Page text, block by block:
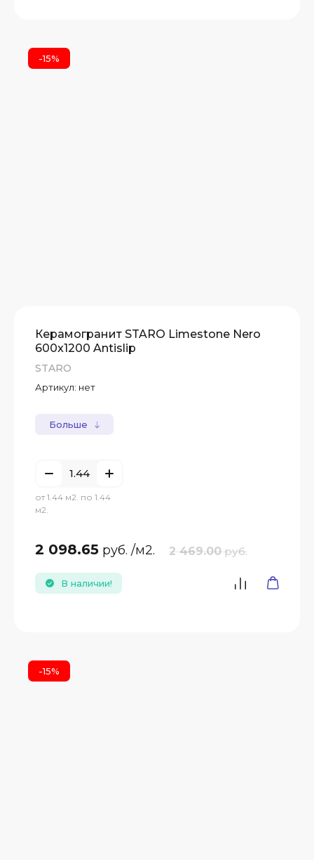
-15%
Керамогранит STARO Limestone Nero
600x1200 Antislip
STARO
Артикул: нет
Больше
от 1.44 м2. по 1.44
м2.
2 098.65 руб. /м2. 2 469.00 руб.
В наличии!
-15%